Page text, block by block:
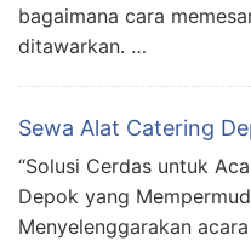
bagaimana cara
ditawarkan. …
Sewa Alat Catering
“Solusi Cerdas untuk
Depok yang
Menyelenggarakan